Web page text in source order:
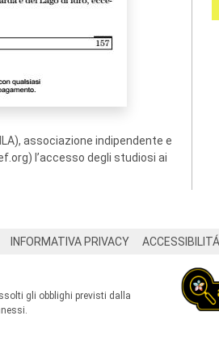
associazione indipendente e
l’accesso degli studiosi ai
INFORMATIVA PRIVACY ACCESSIBILITÁ
gli obblighi previsti dalla